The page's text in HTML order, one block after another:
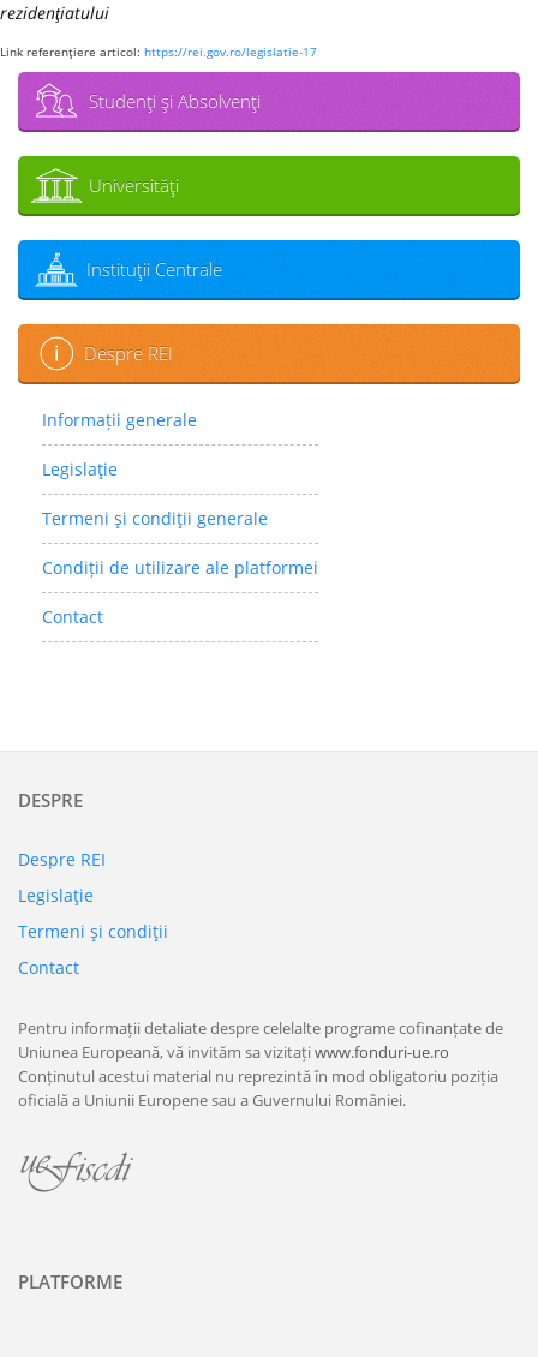
rezidenţiatului
Link referenţiere articol: https://rei.gov.ro/legislatie-17
Studenţi şi Absolvenţi
Universităţi
Instituţii Centrale
Despre REI
Informații generale
Legislaţie
Termeni şi condiţii generale
Condiții de utilizare ale platformei
Contact
DESPRE
Despre REI
Legislaţie
Termeni şi condiţii
Contact
Pentru informații detaliate despre celelalte programe cofinanțate de
Uniunea Europeană, vă invităm sa vizitațiwww.fonduri-ue.ro
Conținutul acestui material nu reprezintă în mod obligatoriu poziția
oficială a Uniunii Europene sau a Guvernului României.
PLATFORME